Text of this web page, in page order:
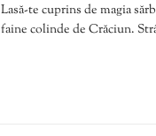
Lasă-te cuprins de magia
faine colinde de Crăciun.